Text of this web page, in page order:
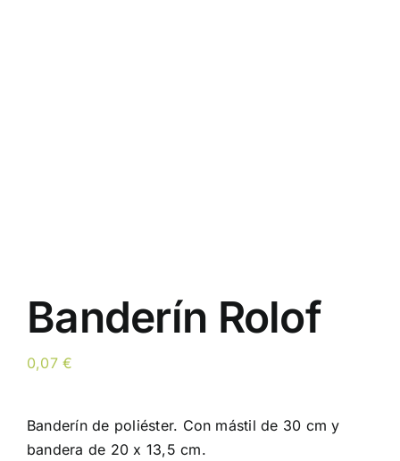
Banderín Rolof
0,07€
Banderín de poliéster. Con mástil de 30 cm y
bandera de 20 x 13,5 cm.